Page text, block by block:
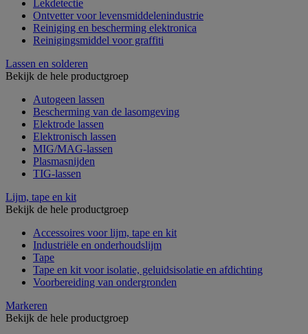
Lekdetectie
Ontvetter voor levensmiddelenindustrie
Reiniging en bescherming elektronica
Reinigingsmiddel voor graffiti
Lassen en solderen
Bekijk de hele productgroep
Autogeen lassen
Bescherming van de lasomgeving
Elektrode lassen
Elektronisch lassen
MIG/MAG-lassen
Plasmasnijden
TIG-lassen
Lijm, tape en kit
Bekijk de hele productgroep
Accessoires voor lijm, tape en kit
Industriële en onderhoudslijm
Tape
Tape en kit voor isolatie, geluidsisolatie en afdichting
Voorbereiding van ondergronden
Markeren
Bekijk de hele productgroep